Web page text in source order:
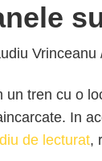
Vrinceanu
tren cu o
In
de lecturat,